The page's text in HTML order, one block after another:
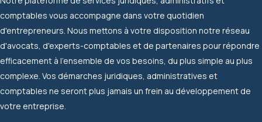
comptables vous accompagne dans votre quotidien
d'entrepreneurs. Nous mettons à votre disposition notre réseau
d'avocats, d'experts-comptables et de partenaires pour répondre
efficacement à l'ensemble de vos besoins, du plus simple au plus
complexe. Vos démarches juridiques, administratives et
comptables ne seront plus jamais un frein au développement de
votre entreprise.